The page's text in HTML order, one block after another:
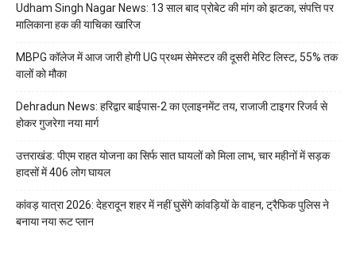
Udham Singh Nagar News: 13 साल बाद प्रोबेट की मांग को झटका, संपत्ति पर
मालिकाना हक की याचिका खारिज
MBPG कॉलेज में आज जारी होगी UG प्रथम सेमेस्टर की दूसरी मेरिट लिस्ट, 55% तक
वालों को मौका
Dehradun News: हरिद्वार बाईपास-2 का एलाइनमेंट तय, राजाजी टाइगर रिजर्व से
होकर गुजरेगा नया मार्ग
उत्तराखंड: पीएम राहत योजना का सिर्फ सात घायलों को मिला लाभ, चार महीनों में सड़क
हादसों में 406 लोग घायल
कांवड़ यात्रा 2026: देहरादून शहर में नहीं घुसेंगे कांवड़ियों के वाहन, ट्रैफिक पुलिस ने
बनाया नया रूट प्लान